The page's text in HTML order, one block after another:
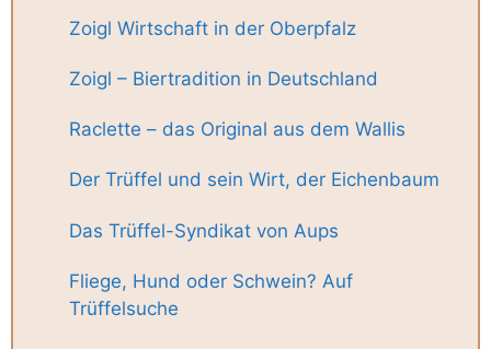
Zoigl Wirtschaft in der Oberpfalz
Zoigl – Biertradition in Deutschland
Raclette – das Original aus dem Wallis
Der Trüffel und sein Wirt, der Eichenbaum
Das Trüffel-Syndikat von Aups
Fliege, Hund oder Schwein? Auf
Trüffelsuche